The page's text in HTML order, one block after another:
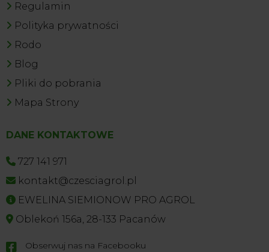
Regulamin
Polityka prywatności
Rodo
Blog
Pliki do pobrania
Mapa Strony
DANE KONTAKTOWE
727 141 971
kontakt@czesciagrol.pl
EWELINA SIEMIONOW PRO AGROL
Oblekoń 156a, 28-133 Pacanów
 Obserwuj nas na Facebooku